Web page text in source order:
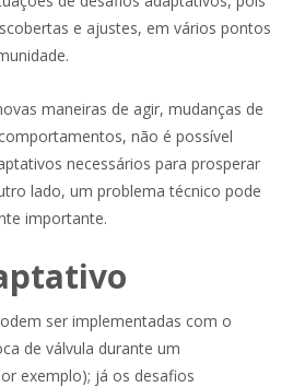
e ajustes, em vários pontos
maneiras de agir, mudanças de
não é possível
necessários para prosperar
lado, um problema técnico pode
importante.
ser implementadas com o
de válvula durante um
exemplo); já os desafios